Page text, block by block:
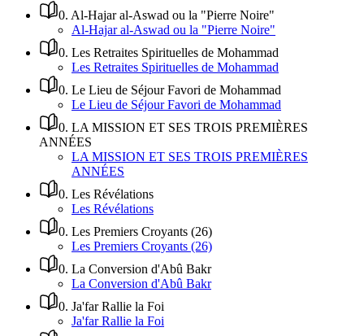
0. Al-Hajar al-Aswad ou la "Pierre Noire"
Al-Hajar al-Aswad ou la "Pierre Noire"
0. Les Retraites Spirituelles de Mohammad
Les Retraites Spirituelles de Mohammad
0. Le Lieu de Séjour Favori de Mohammad
Le Lieu de Séjour Favori de Mohammad
0. LA MISSION ET SES TROIS PREMIÈRES
ANNÉES
LA MISSION ET SES TROIS PREMIÈRES
ANNÉES
0. Les Révélations
Les Révélations
0. Les Premiers Croyants (26)
Les Premiers Croyants (26)
0. La Conversion d'Abû Bakr
La Conversion d'Abû Bakr
0. Ja'far Rallie la Foi
Ja'far Rallie la Foi